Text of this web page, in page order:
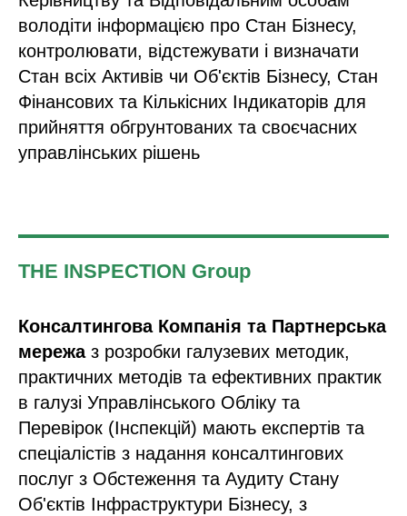
володіти інформацією про Стан Бізнесу,
контролювати, відстежувати і визначати
Стан всіх Активів чи Об'єктів Бізнесу, Стан
Фінансових та Кількісних Індикаторів для
прийняття обгрунтованих та своєчасних
управлінських рішень
THE INSPECTION Group
Консалтингова Компанія та Партнерська
мережа з розробки галузевих методик,
практичних методів та ефективних практик
в галузі Управлінського Обліку та
Перевірок (Інспекцій) мають експертів та
спеціалістів з надання консалтингових
послуг з Обстеження та Аудиту Стану
Об'єктів Інфраструктури Бізнесу, з